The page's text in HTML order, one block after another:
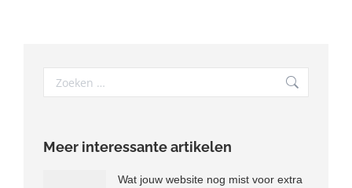
Search:
Meer interessante artikelen
Wat jouw website nog mist voor extra